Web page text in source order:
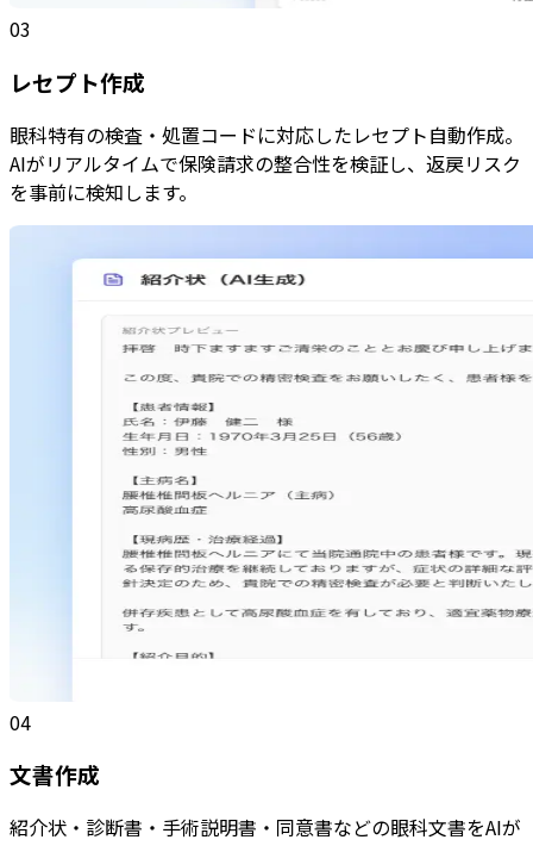
03
レセプト作成
眼科特有の検査・処置コードに対応したレセプト自動作成。
AIがリアルタイムで保険請求の整合性を検証し、返戻リスク
を事前に検知します。
04
文書作成
紹介状・診断書・手術説明書・同意書などの眼科文書をAIが